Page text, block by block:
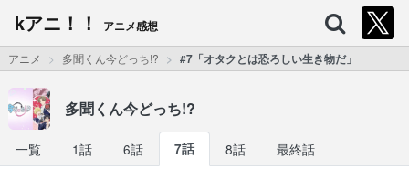
kアニ！！ アニメ感想
アニメ 多聞くん今どっち!? #7「オタクとは恐ろしい生き物だ」
多聞くん今どっち!?
一覧 1話 6話 7話 8話 最終話